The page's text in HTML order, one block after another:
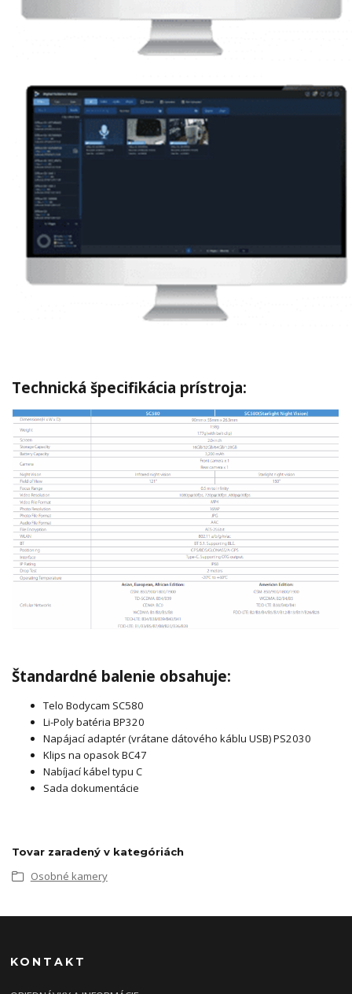
Technická špecifikácia prístroja:
Štandardné balenie obsahuje:
Telo Bodycam SC580
Li-Poly batéria BP320
Napájací adaptér (vrátane dátového káblu USB) PS2030
Klips na opasok BC47
Nabíjací kábel typu C
Sada dokumentácie
Tovar zaradený v kategóriách
Osobné kamery
KONTAKT